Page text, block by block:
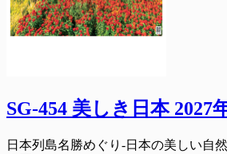
SG-454 美しき日本 2027
日本列島名勝めぐり-日本の美しい自